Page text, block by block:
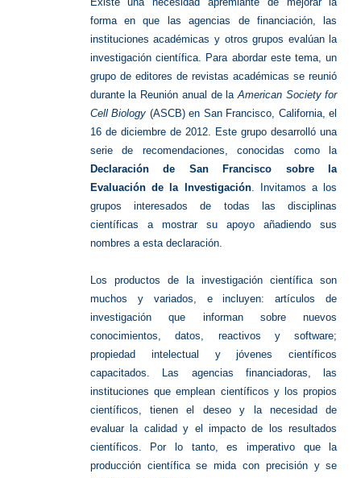
forma en que las agencias de financiación, las
instituciones académicas y otros grupos evalúan la
investigación científica. Para abordar este tema, un
grupo de editores de revistas académicas se reunió
durante la Reunión anual de la American Society for
Cell Biology (ASCB) en San Francisco, California, el
16 de diciembre de 2012. Este grupo desarrolló una
serie de recomendaciones, conocidas como la
Declaración de San Francisco sobre la
Evaluación de la Investigación. Invitamos a los
grupos interesados de todas las disciplinas
científicas a mostrar su apoyo añadiendo sus
nombres a esta declaración.
Los productos de la investigación científica son
muchos y variados, e incluyen: artículos de
investigación que informan sobre nuevos
conocimientos, datos, reactivos y software;
propiedad intelectual y jóvenes científicos
capacitados. Las agencias financiadoras, las
instituciones que emplean científicos y los propios
científicos, tienen el deseo y la necesidad de
evaluar la calidad y el impacto de los resultados
científicos. Por lo tanto, es imperativo que la
producción científica se mida con precisión y se